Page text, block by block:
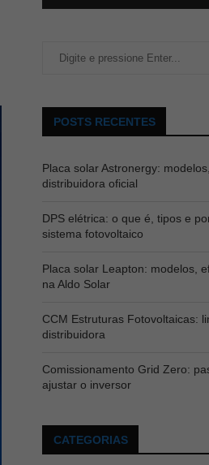
POSTS RECENTES
Placa solar Astronergy:
distribuidora oficial
DPS elétrica: o que é, tipos e
sistema fotovoltaico
Placa solar Leapton: modelos,
na Aldo Solar
CCM Estruturas Fotovoltaicas:
distribuidora
Comissionamento Grid Zero:
ajustar o inversor
CATEGORIAS